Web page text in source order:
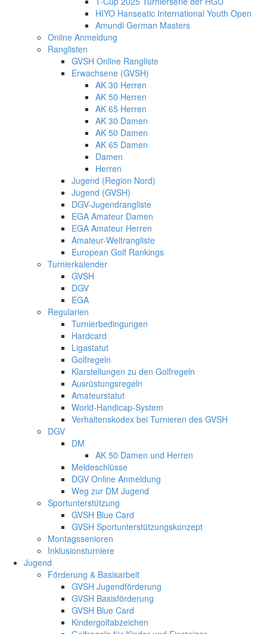
HIYO Hanseatic International Youth Open
Amundi German Masters
Online Anmeldung
Ranglisten
GVSH Online Rangliste
Erwachsene (GVSH)
AK 30 Herren
AK 50 Herren
AK 65 Herren
AK 30 Damen
AK 50 Damen
AK 65 Damen
Damen
Herren
Jugend (Region Nord)
Jugend (GVSH)
DGV-Jugendrangliste
EGA Amateur Damen
EGA Amateur Herren
Amateur-Weltrangliste
European Golf Rankings
Turnierkalender
GVSH
DGV
EGA
Regularien
Turnierbedingungen
Hardcard
Ligastatut
Golfregeln
Klarstellungen zu den Golfregeln
Ausrüstungsregeln
Amateurstatut
World-Handicap-System
Verhaltenskodex bei Turnieren des GVSH
DGV
DM
AK 50 Damen und Herren
Meldeschlüsse
DGV Online Anmeldung
Weg zur DM Jugend
Sportunterstützung
GVSH Blue Card
GVSH Sportunterstützungskonzept
Montagssenioren
Inklusionsturniere
Jugend
Förderung & Basisarbeit
GVSH Jugendförderung
GVSH Basisförderung
GVSH Blue Card
Kindergolfabzeichen